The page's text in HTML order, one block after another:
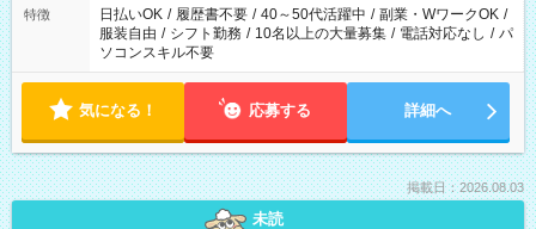
案内が難しい場合があります
特徴 日払いOK / 履歴書不要 / 40～50代活躍中 / 副業・WワークOK /
服装自由 / シフト勤務 / 10名以上の大量募集 / 電話対応なし / パ
ソコンスキル不要
気になる！ 応募する 詳細へ
掲載日：2026.08.03
未読